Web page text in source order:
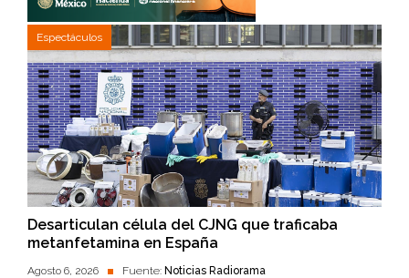
Espectáculos
Desarticulan célula del CJNG que traficaba
metanfetamina en España
Agosto 6, 2026 Fuente: Noticias Radiorama